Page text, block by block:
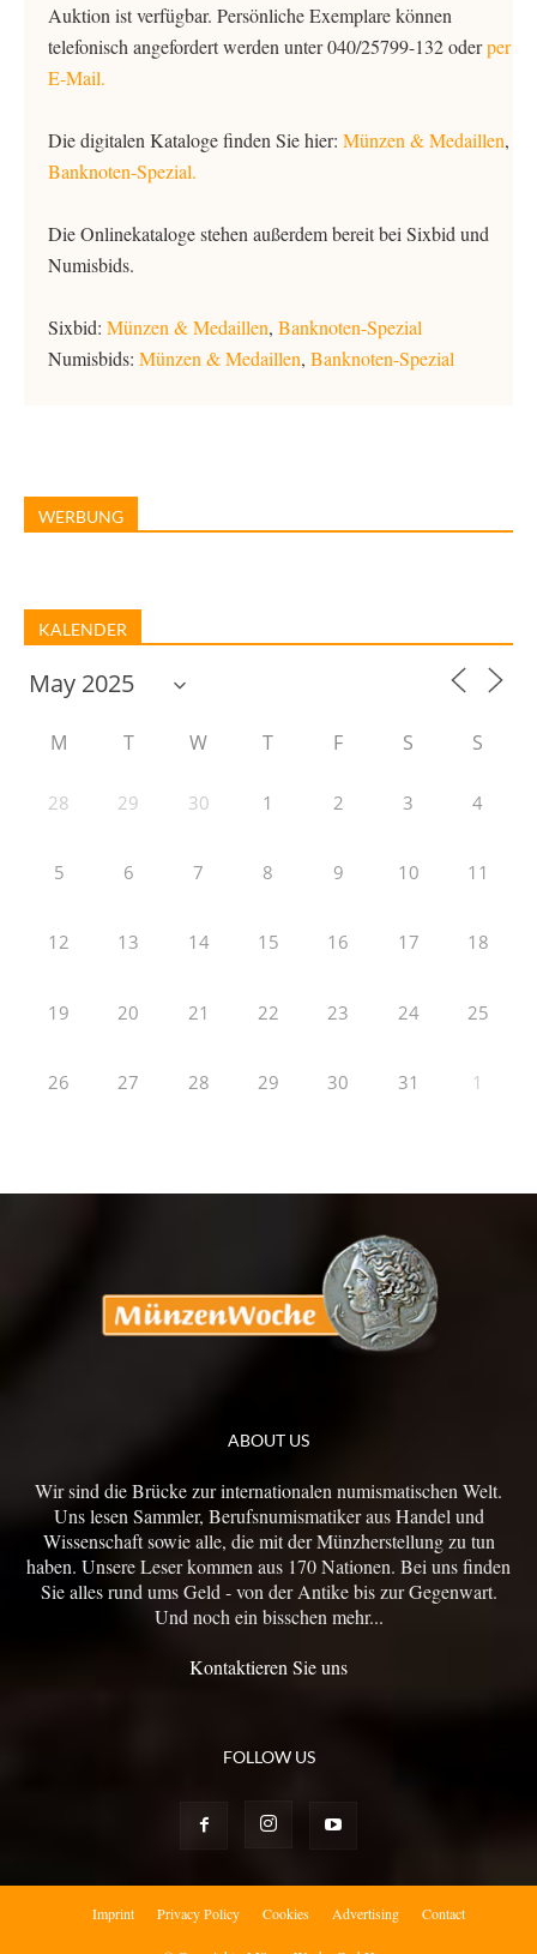
Auktion ist verfügbar. Persönliche Exemplare können
telefonisch angefordert werden unter 040/25799-132 oderper
E-Mail.
Die digitalen Kataloge finden Sie hier: Münzen & Medaillen,
Banknoten-Spezial.
Die Onlinekataloge stehen außerdem bereit bei Sixbid und
Numisbids.
Sixbid: Münzen & Medaillen, Banknoten-Spezial
Numisbids: Münzen & Medaillen, Banknoten-Spezial
WERBUNG
KALENDER
M T W T F S S
28 29 30 1 2 3 4
5 6 7 8 9 10 11
12 13 14 15 16 17 18
19 20 21 22 23 24 25
26 27 28 29 30 31 1
ABOUT US
Wir sind die Brücke zur internationalen numismatischen Welt.
Uns lesen Sammler, Berufsnumismatiker aus Handel und
Wissenschaft sowie alle, die mit der Münzherstellung zu tun
haben. Unsere Leser kommen aus 170 Nationen. Bei uns finden
Sie alles rund ums Geld - von der Antike bis zur Gegenwart.
Und noch ein bisschen mehr...
Kontaktieren Sie uns
FOLLOW US
Imprint Privacy Policy Cookies Advertising Contact